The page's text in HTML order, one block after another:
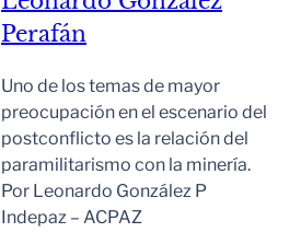
Perafán
Uno de los temas de mayor
preocupación en el escenario del
postconflicto es la relación del
paramilitarismo con la minería.
Por Leonardo González P
Indepaz – ACPAZ